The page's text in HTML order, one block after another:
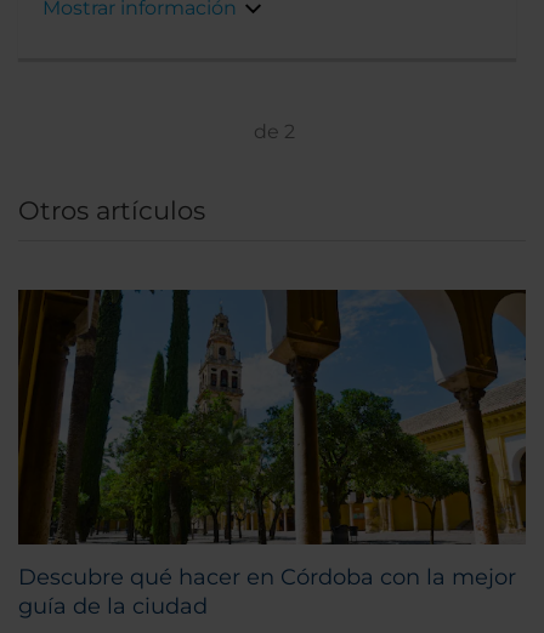
Mostrar información
de 2
Otros artículos
Descubre qué hacer en Córdoba con la mejor
guía de la ciudad